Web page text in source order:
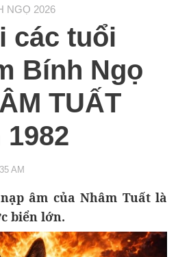
NGỌ 2026
các tuổi
Bính Ngọ
TUẤT
AM
nạp âm của Nhâm Tuất là
biển lớn.